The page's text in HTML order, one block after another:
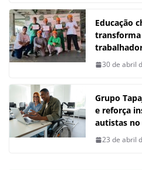
Educação
30 de abril
Grupo
e reforça
autistas
23 de abril